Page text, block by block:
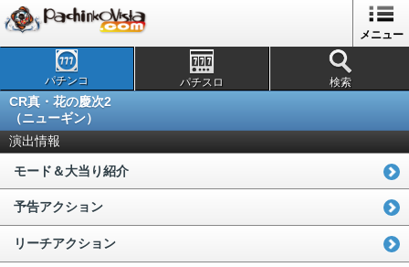
メニュー
パチンコ パチスロ 検索
CR真・花の慶次2
（ニューギン）
演出情報
モード＆大当り紹介
予告アクション
リーチアクション